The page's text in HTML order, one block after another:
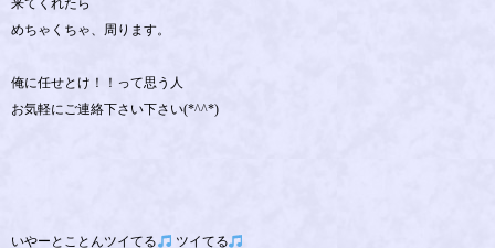
来てくれたら
めちゃくちゃ、周ります。
俺に任せとけ！！って思う人
お気軽にご連絡下さい下さい(*^^*)
いやーとことんツイてる ツイてる